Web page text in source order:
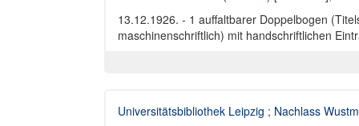
13.12.1926. - 1 auffaltbarer Doppelbogen
maschinenschriftlich) mit handschriftlichen
Universitätsbibliothek Leipzig ; Nachlass